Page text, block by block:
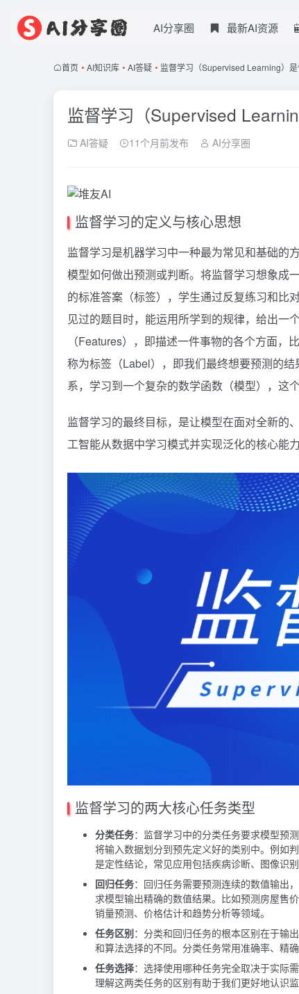
AI分享圈 最新AI资源
首页 • AI知识库 • AI答疑 • 监督学习（Supervised Learning）
监督学习（Supervised
AI答疑 11个月前发布 AI分享圈
监督学习的定义与核心思想
监督学习是机器学习中一种最为常见和基础的
模型如何做出预测或判断。将监督学习想象成
的标准答案（标签），学生通过反复练习和比
见过的题目时，能运用所学到的规律，给出一
（Features），即描述一件事物的各个方面
称为标签（Label），即我们最终想要预测的结
系，学习到一个复杂的数学函数（模型），这
监督学习的最终目标，是让模型在面对全新的
工智能从数据中学习模式并实现泛化的核心能力
监督学习的两大核心任务类型
分类任务：监督学习中的分类任务要求模型预
将输入数据划分到预先定义好的类别中。例如
是定性结论，常见应用包括疾病诊断、图像识别
回归任务：回归任务需要预测连续的数值输出
求模型输出精确的数值结果。比如预测房屋售
销量预测、价格估计和趋势分析等领域。
任务区别：分类和回归任务的根本区别在于输
和算法选择的不同。分类任务常用准确率、精
任务选择：选择使用哪种任务完全取决于实际
理解这两类任务的区别有助于我们更好地认识